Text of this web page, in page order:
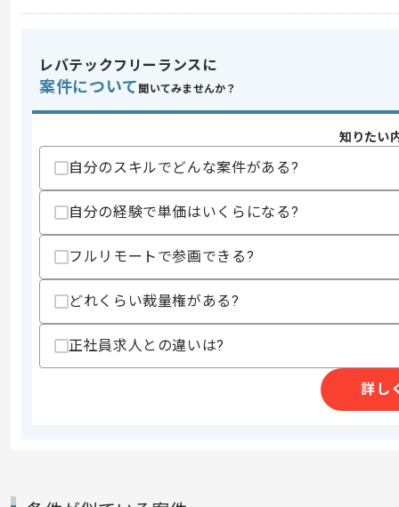
スキル
求めるスキル
・Pythonを用いた開発経験2年以上
歓迎スキル
・Reactを用いた開発経験
・WEBシステム開発経験
・不動産テックへの興味
・スクラム開発経験
スキルに不安がある方へ
上記に似た経験やスキルをお持ちであれば申
レバテックフリーランスに
案件について 聞いてみませんか？
知りたい
自分のスキルでどんな案件がある?
自分の経験で単価はいくらになる?
フルリモートで参画できる?
どれくらい裁量権がある?
正社員求人との違いは?
詳し